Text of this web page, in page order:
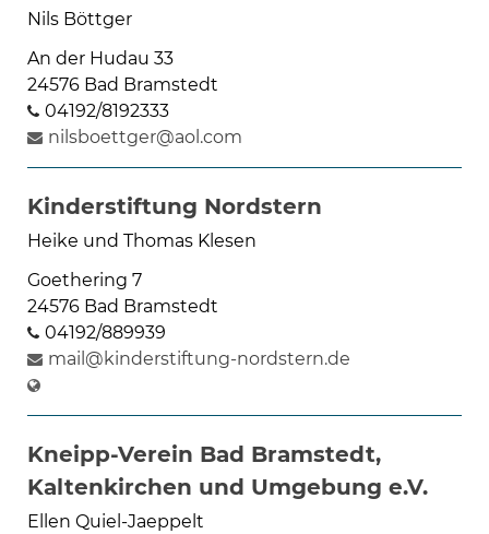
Nils Böttger
An der Hudau 33
24576 Bad Bramstedt
04192/8192333
nilsboettger@aol.com
Kinderstiftung Nordstern
Heike und Thomas Klesen
Goethering 7
24576 Bad Bramstedt
04192/889939
mail@kinderstiftung-nordstern.de
Kneipp-Verein Bad Bramstedt,
Kaltenkirchen und Umgebung e.V.
Ellen Quiel-Jaeppelt